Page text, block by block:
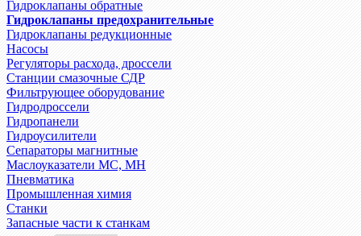
Гидроклапаны обратные
Гидроклапаны предохранительные
Гидроклапаны редукционные
Насосы
Регуляторы расхода, дроссели
Станции смазочные СДР
Фильтрующее оборудование
Гидродроссели
Гидропанели
Гидроусилители
Сепараторы магнитные
Маслоуказатели МС, МН
Пневматика
Промышленная химия
Станки
Запасные части к станкам